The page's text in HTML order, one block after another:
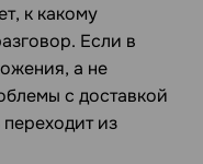
к какому
Если в
а не
с доставкой
из